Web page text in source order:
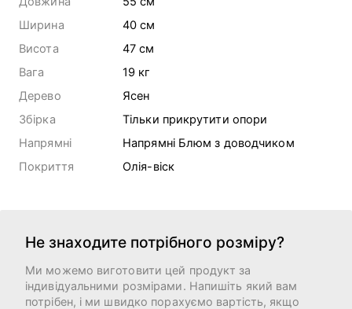
Ширина
40 cм
Висота
47 cм
Вага
19 кг
Дерево
Ясен
Збірка
Тільки прикрутити опори
Напрямні
Напрямні Блюм з доводчиком
Покриття
Олія-віск
Не знаходите потрібного розміру?
Ми можемо виготовити цей продукт за
індивідуальними розмірами. Напишіть який вам
потрібен, і ми швидко порахуємо вартість, якщо